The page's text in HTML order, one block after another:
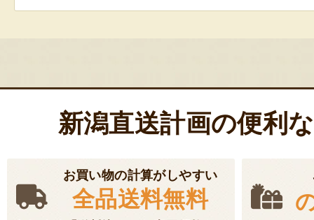
新潟直送計画の便利
お買い物の計算がしやすい
全品送料無料